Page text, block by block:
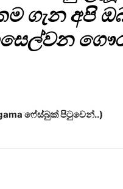
ගැන අපි
ෆේස්බුක් පිටුවෙන්..)